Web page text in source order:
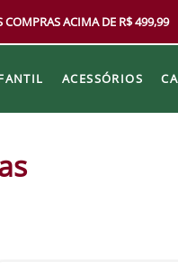
COMPRAS ACIMA DE R$ 499,99
ACESSÓRIOS